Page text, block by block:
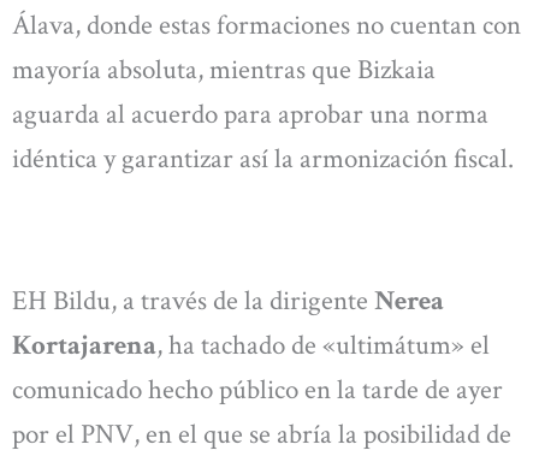
Álava, donde estas formaciones no cuentan con
mayoría absoluta, mientras que Bizkaia
aguarda al acuerdo para aprobar una norma
idéntica y garantizar así la armonización fiscal.
EH Bildu, a través de la dirigente Nerea
Kortajarena, ha tachado de «ultimátum» el
comunicado hecho público en la tarde de ayer
por el PNV, en el que se abría la posibilidad de